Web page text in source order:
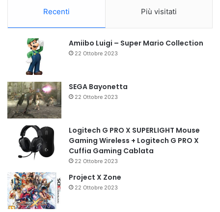
Recenti Più visitati
Amiibo Luigi – Super Mario Collection
22 Ottobre 2023
SEGA Bayonetta
22 Ottobre 2023
Logitech G PRO X SUPERLIGHT Mouse
Gaming Wireless + Logitech G PRO X
Cuffia Gaming Cablata
22 Ottobre 2023
Project X Zone
22 Ottobre 2023